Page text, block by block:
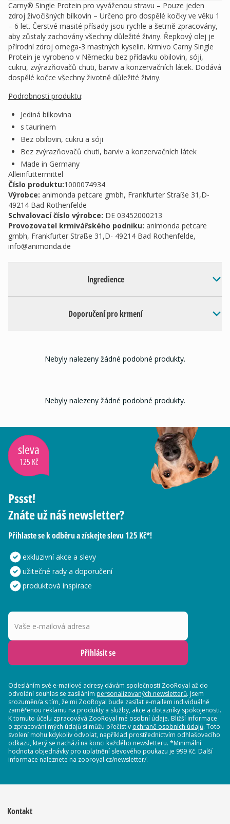
Carny® Single Protein pro vyváženou stravu – Pouze jeden
zdroj živočišných bílkovin – Určeno pro dospělé kočky ve věku 1
– 6 let. Čerstvé masité přísady jsou rychle a šetrně zpracovány,
aby zůstaly zachovány všechny důležité živiny. Řepkový olej je
přírodní zdroj omega-3 mastných kyselin. Krmivo Carny Single
Protein je vyrobeno v Německu bez přídavku obilovin, sóji,
cukru, zvýrazňovačů chuti, barviv a konzervačních látek. Dodává
dospělé kočce všechny životně důležité živiny.
Podrobnosti produktu:
Jediná bílkovina
s taurinem
Bez obilovin, cukru a sóji
Bez zvýrazňovačů chuti, barviv a konzervačních látek
Made in Germany
Alleinfuttermittel
Číslo produktu:1000074934
Výrobce: animonda petcare gmbh, Frankfurter Straße 31,D-
49214 Bad Rothenfelde
Schvalovací číslo výrobce: DE 03452000213
Provozovatel krmivářského podniku: animonda petcare
gmbh, Frankfurter Straße 31,D- 49214 Bad Rothenfelde,
info@animonda.de
Ingredience
Doporučení pro krmení
Nebyly nalezeny žádné podobné produkty.
Nebyly nalezeny žádné podobné produkty.
sleva
125 Kč
Pssst!
Znáte už náš newsletter?
Přihlaste se k odběru a získejte slevu 125 Kč*!
exkluzivní akce a slevy
užitečné rady a doporučení
produktová inspirace
Vaše e-mailová adresa
Přihlásit se
Odesláním své e-mailové adresy dávám společnosti ZooRoyal až do
odvolání souhlas se zasíláním personalizovaných newsletterů. Jsem
srozuměn/a s tím, že mi ZooRoyal bude zasílat e-mailem individuálně
zaměřenou reklamu na produkty a služby, akce a dotazníky spokojenosti.
K tomuto účelu zpracovává ZooRoyal mé osobní údaje. Bližší informace
o zpracování mých údajů si můžu přečíst v ochraně osobních údajů. Toto
svolení mohu kdykoliv odvolat, například prostřednictvím odhlašovacího
odkazu, který se nachází na konci každého newsletteru. *Minimální
hodnota objednávky pro uplatnění slevového poukazu je 999 Kč. Další
informace naleznete na zooroyal.cz/newsletter/.
Kontakt